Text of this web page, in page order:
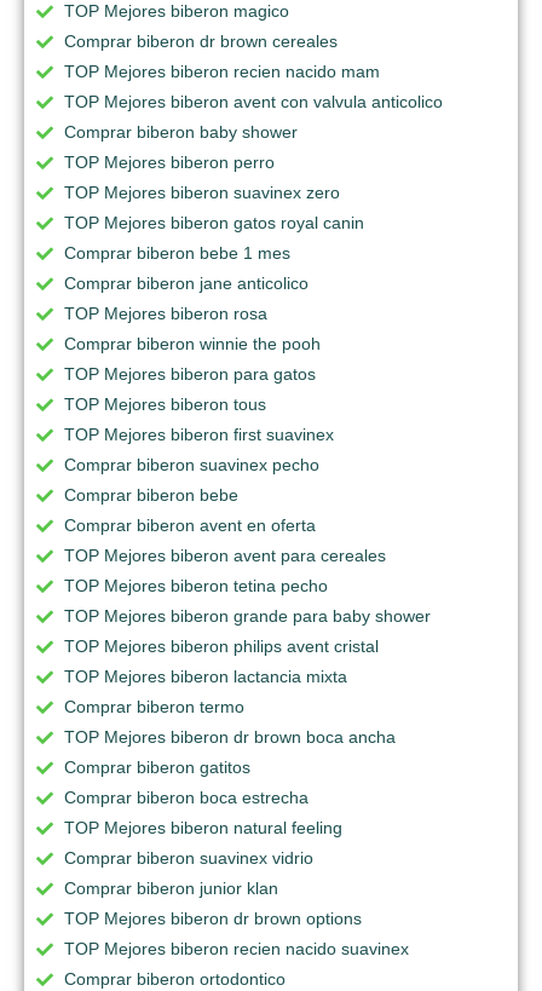
TOP Mejores biberon magico
Comprar biberon dr brown cereales
TOP Mejores biberon recien nacido mam
TOP Mejores biberon avent con valvula anticolico
Comprar biberon baby shower
TOP Mejores biberon perro
TOP Mejores biberon suavinex zero
TOP Mejores biberon gatos royal canin
Comprar biberon bebe 1 mes
Comprar biberon jane anticolico
TOP Mejores biberon rosa
Comprar biberon winnie the pooh
TOP Mejores biberon para gatos
TOP Mejores biberon tous
TOP Mejores biberon first suavinex
Comprar biberon suavinex pecho
Comprar biberon bebe
Comprar biberon avent en oferta
TOP Mejores biberon avent para cereales
TOP Mejores biberon tetina pecho
TOP Mejores biberon grande para baby shower
TOP Mejores biberon philips avent cristal
TOP Mejores biberon lactancia mixta
Comprar biberon termo
TOP Mejores biberon dr brown boca ancha
Comprar biberon gatitos
Comprar biberon boca estrecha
TOP Mejores biberon natural feeling
Comprar biberon suavinex vidrio
Comprar biberon junior klan
TOP Mejores biberon dr brown options
TOP Mejores biberon recien nacido suavinex
Comprar biberon ortodontico